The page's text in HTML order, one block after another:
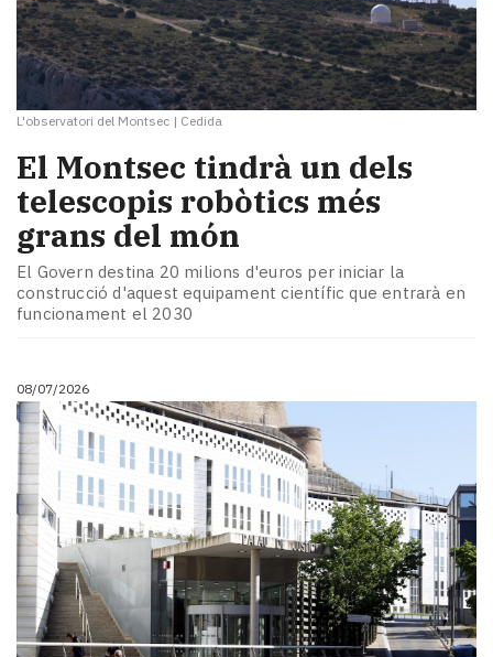
L'observatori del Montsec | Cedida
El Montsec tindrà un dels
telescopis robòtics més
grans del món
El Govern destina 20 milions d'euros per iniciar la
construcció d'aquest equipament científic que entrarà en
funcionament el 2030
08/07/2026